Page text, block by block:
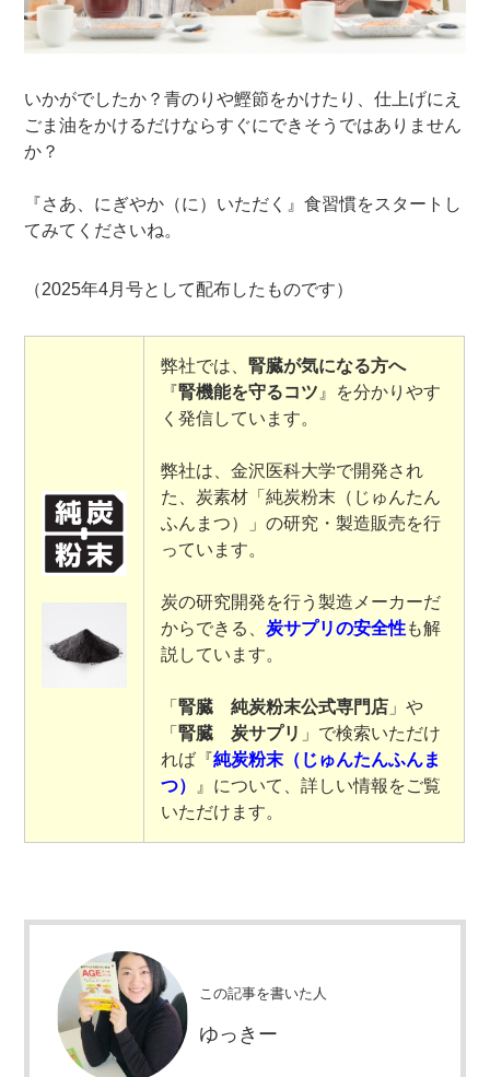
いかがでしたか？青のりや鰹節をかけたり、仕上げにえ
ごま油をかけるだけならすぐにできそうではありません
か？
『さあ、にぎやか（に）いただく』食習慣をスタートし
てみてくださいね。
（2025年4月号として配布したものです）
弊社では、腎臓が気になる方へ
『腎機能を守るコツ 』を分かりやす
く発信しています。
弊社は、金沢医科大学で開発され
た、炭素材「純炭粉末（じゅんたん
ふんまつ）」の研究・製造販売を行
っています。
炭の研究開発を行う製造メーカーだ
からできる、炭サプリの安全性も解
説しています。
「腎臓 純炭粉末公式専門店 」や
「腎臓 炭サプリ 」で検索いただけ
れば『純炭粉末（じゅんたんふんま
つ）
』について、詳しい情報をご覧
いただけます。
この記事を書いた人
ゆっきー